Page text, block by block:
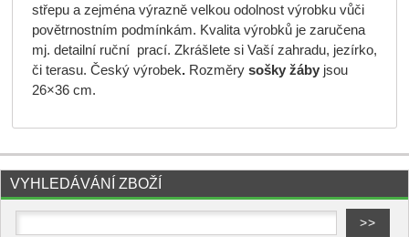
střepu a zejména výrazně velkou odolnost výrobku vůči
povětrnostním podmínkám. Kvalita výrobků je zaručena
mj. detailní ruční prací. Zkrášlete si Vaší zahradu, jezírko,
či terasu. Český výrobek.Rozměrysošky žábyjsou
26×36 cm.
VYHLEDÁVÁNÍ ZBOŽÍ